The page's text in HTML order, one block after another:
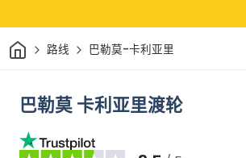
家 路线 巴勒莫-卡利亚里
巴勒莫 卡利亚里渡轮